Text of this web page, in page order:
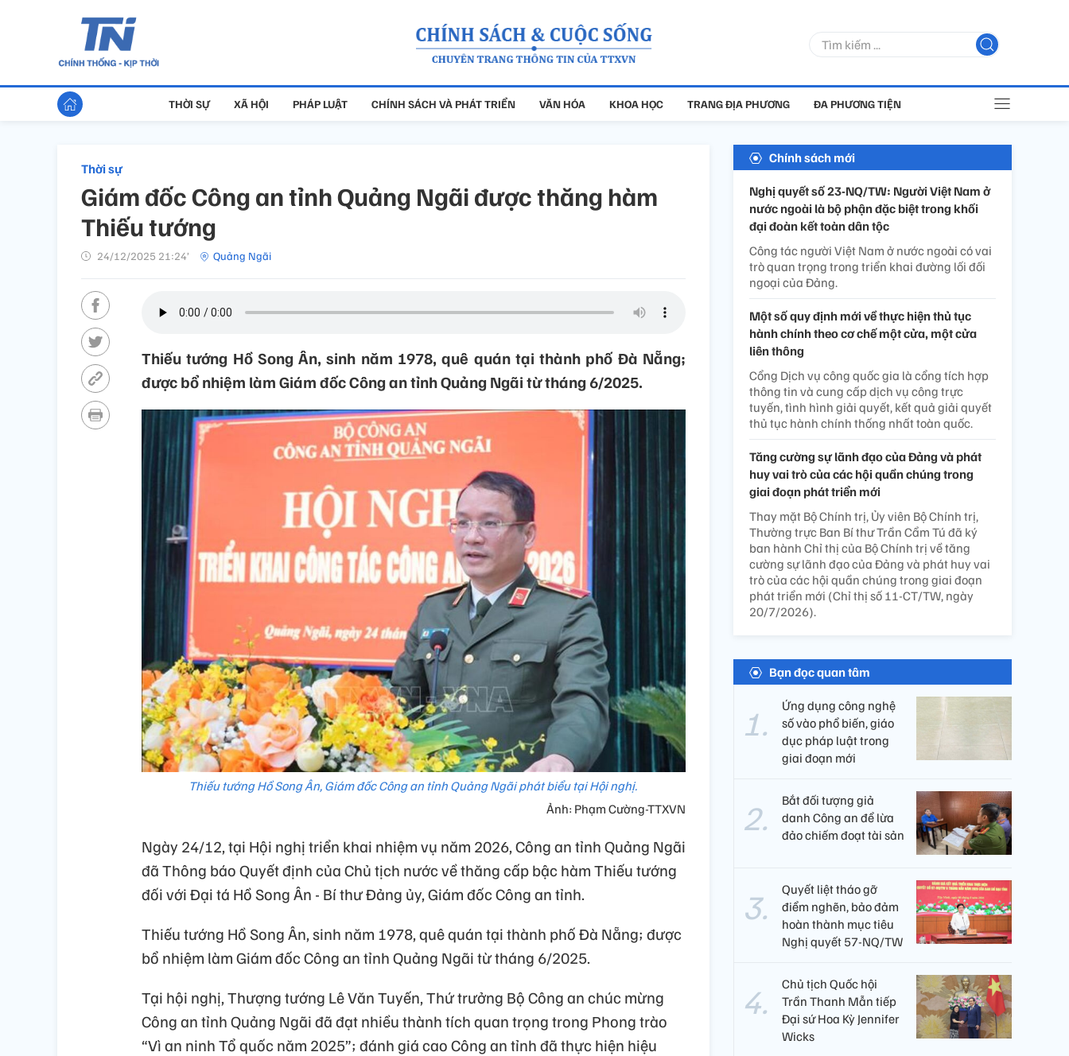
THỜI SỰ XÃ HỘI PHÁP LUẬT CHÍNH SÁCH VÀ PHÁT TRIỂN VĂN HÓA KHOA HỌC TRANG ĐỊA PHƯƠNG ĐA PHƯƠNG TIỆN
Thời sự
Giám đốc Công an tỉnh Quảng Ngãi được thăng hàm
Thiếu tướng
24/12/2025 21:24’ Quảng Ngãi
Thiếu tướng Hồ Song Ân, sinh năm 1978, quê quán tại thành phố Đà Nẵng;
được bổ nhiệm làm Giám đốc Công an tỉnh Quảng Ngãi từ tháng 6/2025.
Thiếu tướng Hồ Song Ân, Giám đốc Công an tỉnh Quảng Ngãi phát biểu tại Hội nghị.
Ảnh: Phạm Cường-TTXVN
Ngày 24/12, tại Hội nghị triển khai nhiệm vụ năm 2026, Công an tỉnh Quảng Ngãi
đã Thông báo Quyết định của Chủ tịch nước về thăng cấp bậc hàm Thiếu tướng
đối với Đại tá Hồ Song Ân - Bí thư Đảng ủy, Giám đốc Công an tỉnh.
Thiếu tướng Hồ Song Ân, sinh năm 1978, quê quán tại thành phố Đà Nẵng; được
bổ nhiệm làm Giám đốc Công an tỉnh Quảng Ngãi từ tháng 6/2025.
Tại hội nghị, Thượng tướng Lê Văn Tuyến, Thứ trưởng Bộ Công an chúc mừng
Công an tỉnh Quảng Ngãi đã đạt nhiều thành tích quan trọng trong Phong trào
“Vì an ninh Tổ quốc năm 2025”; đánh giá cao Công an tỉnh đã thực hiện hiệu
Chính sách mới
Nghị quyết số 23-NQ/TW: Người Việt Nam ở
nước ngoài là bộ phận đặc biệt trong khối
đại đoàn kết toàn dân tộc
Công tác người Việt Nam ở nước ngoài có vai
trò quan trọng trong triển khai đường lối đối
ngoại của Đảng.
Một số quy định mới về thực hiện thủ tục
hành chính theo cơ chế một cửa, một cửa
liên thông
Cổng Dịch vụ công quốc gia là cổng tích hợp
thông tin và cung cấp dịch vụ công trực
tuyến, tình hình giải quyết, kết quả giải quyết
thủ tục hành chính thống nhất toàn quốc.
Tăng cường sự lãnh đạo của Đảng và phát
huy vai trò của các hội quần chúng trong
giai đoạn phát triển mới
Thay mặt Bộ Chính trị, Ủy viên Bộ Chính trị,
Thường trực Ban Bí thư Trần Cẩm Tú đã ký
ban hành Chỉ thị của Bộ Chính trị về tăng
cường sự lãnh đạo của Đảng và phát huy vai
trò của các hội quần chúng trong giai đoạn
phát triển mới (Chỉ thị số 11-CT/TW, ngày
20/7/2026).
Bạn đọc quan tâm
Ứng dụng công nghệ
số vào phổ biến, giáo
dục pháp luật trong
giai đoạn mới
Bắt đối tượng giả
danh Công an để lừa
đảo chiếm đoạt tài sản
Quyết liệt tháo gỡ
điểm nghẽn, bảo đảm
hoàn thành mục tiêu
Nghị quyết 57-NQ/TW
Chủ tịch Quốc hội
Trần Thanh Mẫn tiếp
Đại sứ Hoa Kỳ Jennifer
Wicks